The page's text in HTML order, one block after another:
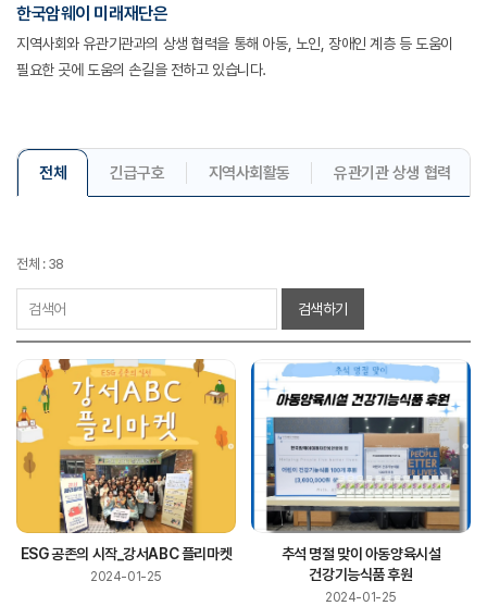
한국암웨이 미래재단은
지역사회와 유관기관과의 상생 협력을 통해 아동, 노인, 장애인 계층 등 도움이
필요한 곳에 도움의 손길을 전하고 있습니다.
전체 긴급구호 지역사회활동 유관기관 상생 협력
전체 : 38
검색하기
ESG 공존의 시작_강서ABC 플리마켓
2024-01-25
추석 명절 맞이 아동양육시설
건강기능식품 후원
2024-01-25